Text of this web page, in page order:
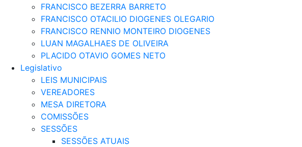
FRANCISCO BEZERRA BARRETO
FRANCISCO OTACILIO DIOGENES OLEGARIO
FRANCISCO RENNIO MONTEIRO DIOGENES
LUAN MAGALHAES DE OLIVEIRA
PLACIDO OTAVIO GOMES NETO
Legislativo
LEIS MUNICIPAIS
VEREADORES
MESA DIRETORA
COMISSÕES
SESSÕES
SESSÕES ATUAIS